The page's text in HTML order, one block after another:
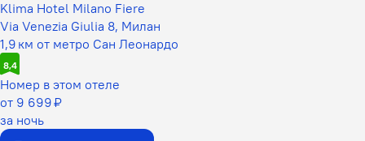
Klima Hotel Milano Fiere
Via Venezia Giulia 8, Милан
1,9 км от метро Сан Леонардо
8,4
Номер в этом отеле
от 9 699 ₽
за ночь